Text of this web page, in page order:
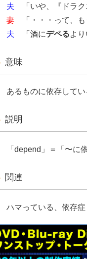
夫 「いや、『ドラク
妻 「・・・って、も
夫 「酒にデペるより
意味
あるものに依存してい
説明
「depend」＝「〜に
関連
ハマっている、依存症